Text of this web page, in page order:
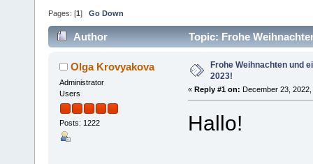
Pages: [1 ] Go Down
Author Topic: Frohe
Olga Krovyakova
Administrator
Users
Posts: 1222
Frohe Weihnachten und
2023!
« Reply #1 on: December 23,
Hallo!